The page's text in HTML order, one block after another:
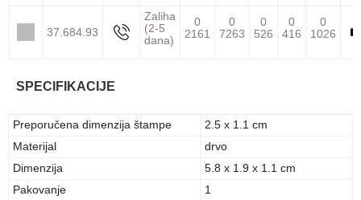
37.684.93
Zaliha
(2-5
dana)
0
2161
0
7263
0
526
0
416
0
1026
SPECIFIKACIJE
Preporučena dimenzija štampe
2.5 x 1.1 cm
Materijal
drvo
Dimenzija
5.8 x 1.9 x 1.1 cm
Pakovanje
1